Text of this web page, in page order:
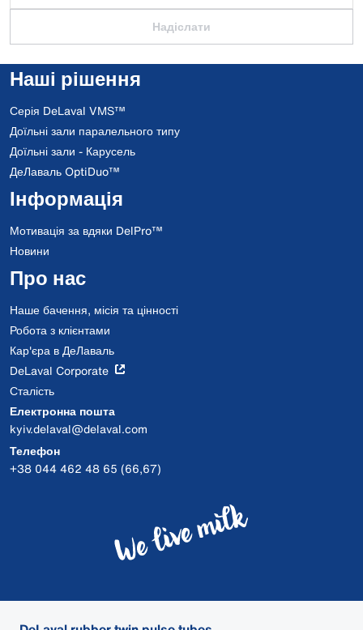
Надіслати
Наші рішення
Серія DeLaval VMS™
Доїльні зали паралельного типу
Доїльні зали - Карусель
ДеЛаваль OptiDuo™
Інформація
Мотивація за вдяки DelPro™
Новини
Про нас
Наше бачення, місія та цінності
Робота з клієнтами
Кар'єра в ДеЛаваль
DeLaval Corporate
Сталість
Електронна пошта
kyiv.delaval@delaval.com
Телефон
+38 044 462 48 65 (66,67)